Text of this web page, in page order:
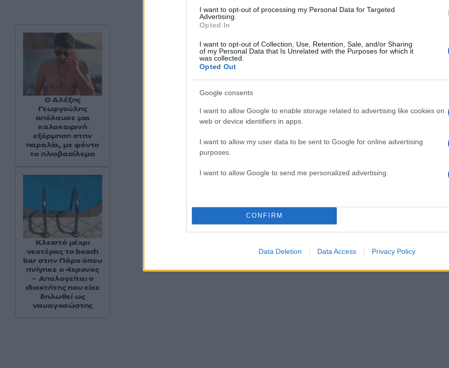
I want to opt-out of processing my Personal Data for Targeted
Advertising.
Opted In
I want to opt-out of Collection, Use, Retention, Sale, and/or Sharing
of my Personal Data that Is Unrelated with the Purposes for which it
was collected.
Opted Out
Google consents
I want to allow Google to enable storage related to advertising like cookies on
web or device identifiers in apps.
I want to allow my user data to be sent to Google for online advertising
purposes.
I want to allow Google to send me personalized advertising.
CONFIRM
Data Deletion Data Access Privacy Policy
Ο Αλέξης
Γεωργούλης
απόλαυσε μια
καλοκαιρινή
εξόρμηση στην
παραλία, με φόντο
το ηλιοβασίλεμα
Κλειστό μέχρι
νεοτέρας το beach
bar στην Πάρο όπου
πνίγηκε ο 4χρονος
– Απολογείται ο
ιδιοκτήτης που είχε
δηλωθεί ως
ναυαγοσώστης